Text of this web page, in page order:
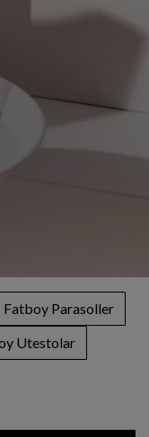
Fatboy Parasoller
Utestolar